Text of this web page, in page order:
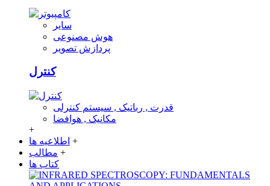
سایر
هوش مصنوعی
پردازش تصویر
کنترل
قدرت , رباتیک , سیستم کنترلی
مکانیک , هوافضا
+
اطلاعیه ها +
مطالب +
کتاب ها